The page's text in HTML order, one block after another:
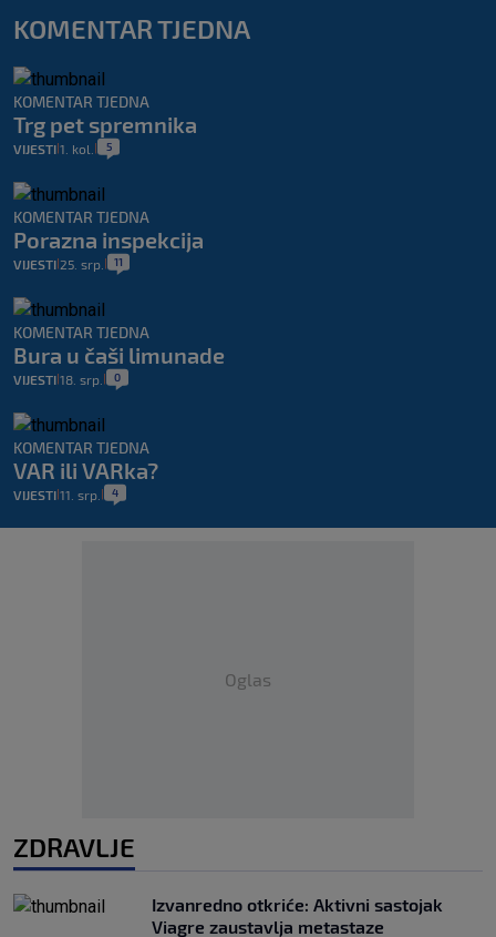
KOMENTAR TJEDNA
KOMENTAR TJEDNA
Trg pet spremnika
VIJESTI 1. kol. 5
KOMENTAR TJEDNA
Porazna inspekcija
VIJESTI 25. srp. 11
KOMENTAR TJEDNA
Bura u čaši limunade
VIJESTI 18. srp. 0
KOMENTAR TJEDNA
VAR ili VARka?
VIJESTI 11. srp. 4
Oglas
ZDRAVLJE
Izvanredno otkriće: Aktivni sastojak
Viagre zaustavlja metastaze